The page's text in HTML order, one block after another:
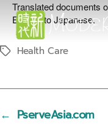
Modern
Translated documents
English to Japanese.
TagsHealth Care
← PserveAsia.com